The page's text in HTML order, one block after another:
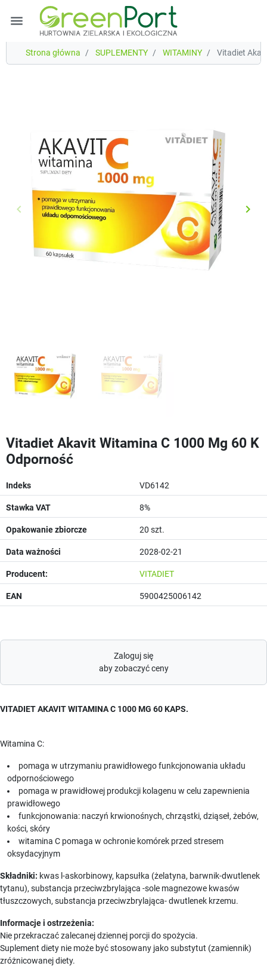
menu
Strona główna SUPLEMENTY WITAMINY Vitadiet
Poprzedni
keyboard_arrow_left keyboard_arrow_right
Vitadiet Akavit Witamina C 1000 Mg 60 K
Odporność
Indeks VD6142
Stawka VAT 8%
Opakowanie zbiorcze 20 szt.
Data ważności 2028-02-21
Producent: VITADIET
EAN 5900425006142
Zaloguj się
aby zobaczyć ceny
VITADIET AKAVIT WITAMINA C 1000 MG 60 KAPS.
Witamina C:
pomaga w utrzymaniu prawidłowego funkcjonowania układu
odpornościowego
pomaga w prawidłowej produkcji kolagenu w celu zapewnienia
prawidłowego
funkcjonowania: naczyń krwionośnych, chrząstki, dziąseł, żebów,
kości, skóry
witamina C pomaga w ochronie komórek przed stresem
oksydacyjnym
Składniki: kwas l-askorbinowy, kapsułka (żelatyna, barwnik-dwutlenek
tytanu), substancja przeciwzbrylająca -sole magnezowe kwasów
tłuszczowych, substancja przeciwzbrylająca- dwutlenek krzemu.
Informacje i ostrzeżenia:
Nie przekraczać zalecanej dziennej porcji do spożycia.
Suplement diety nie może być stosowany jako substytut (zamiennik)
zróżnicowanej diety.